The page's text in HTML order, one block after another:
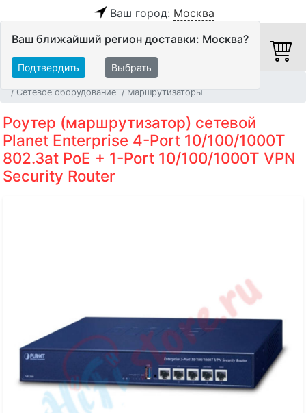
Ваш город: Москва
Ваш ближайший регион доставки: Москва?
Подтвердить Выбрать
Сетевое оборудование
Маршрутизаторы
Роутер (маршрутизатор) сетевой
Planet Enterprise 4-Port 10/100/1000T
802.3at PoE + 1-Port 10/100/1000T VPN
Security Router